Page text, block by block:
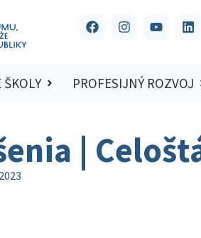
ŠKOLY PROFESIJNÝ ROZVOJ
|